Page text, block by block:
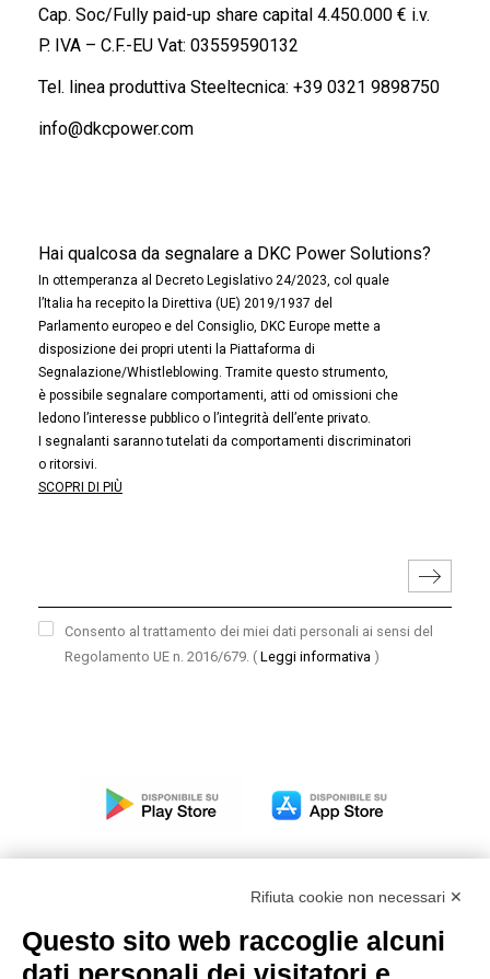
Cap. Soc/Fully paid-up share capital 4.450.000 € i.v.
P. IVA – C.F.-EU Vat: 03559590132
Tel. linea produttiva Steeltecnica: +39 0321 9898750
info@dkcpower.com
Hai qualcosa da segnalare a DKC Power Solutions?
In ottemperanza al Decreto Legislativo 24/2023, col quale
l’Italia ha recepito la Direttiva (UE) 2019/1937 del
Parlamento europeo e del Consiglio, DKC Europe mette a
disposizione dei propri utenti la Piattaforma di
Segnalazione/Whistleblowing. Tramite questo strumento,
è possibile segnalare comportamenti, atti od omissioni che
ledono l’interesse pubblico o l’integrità dell’ente privato.
I segnalanti saranno tutelati da comportamenti discriminatori
o ritorsivi.
SCOPRI DI PIÙ
Consento al trattamento dei miei dati personali ai sensi del
Regolamento UE n. 2016/679. ( Leggi informativa )
Modello organizzativo, gestione e controllo – D. lgs.
Rifiuta cookie non necessari ✕
Questo sito web raccoglie alcuni